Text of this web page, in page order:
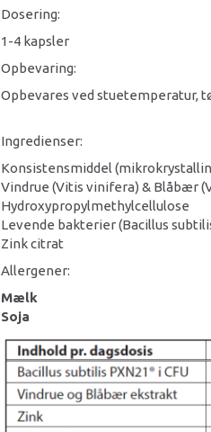
Dosering:
1-4 kapsler
Opbevaring:
Opbevares ved stuetemperatur,
Ingredienser:
Konsistensmiddel
Vindrue (Vitis vinifera) & Blåbær
Hydroxypropylmethylcellulose
Levende bakterier (Bacillus
Zink citrat
Allergener:
Mælk
Soja